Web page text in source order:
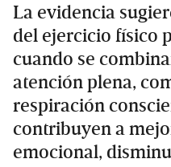
La evidencia
del ejercicio físico
cuando se
atención plena,
respiración
contribuyen a
emocional,